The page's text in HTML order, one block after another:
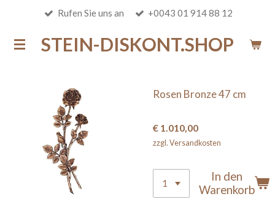
springenSTEIN-DISKONT.SHOP
Rufen Sie uns an +0043 01 914 88 12
Rosen Bronze 47 cm
€ 1.010,00
zzgl. Versandkosten
In den
Warenkorb